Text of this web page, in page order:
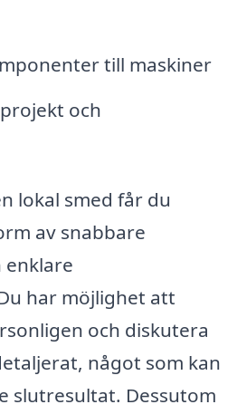
till maskiner
och
lokal smed får du
av snabbare
enklare
har möjlighet att
och diskutera
något som kan
slutresultat. Dessutom